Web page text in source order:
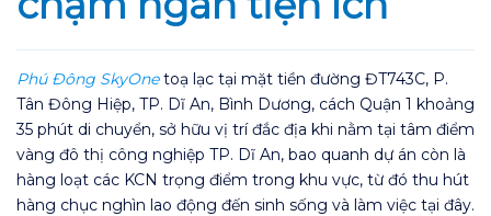
Phú Đông SkyOnetoạ lạc tại mặt tiền đường ĐT743C, P.
Tân Đông Hiệp, TP. Dĩ An, Bình Dương, cách Quận 1 khoảng
35 phút di chuyển, sở hữu vị trí đắc địa khi nằm tại tâm điểm
vàng đô thị công nghiệp TP. Dĩ An, bao quanh dự án còn là
hàng loạt các KCN trọng điểm trong khu vực, từ đó thu hút
hàng chục nghìn lao động đến sinh sống và làm việc tại đây.